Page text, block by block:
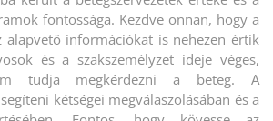
fontossága. Kezdve onnan, hogy a
alapvető információkat is nehezen értik
és a szakszemélyzet ideje véges,
tudja megkérdezni a beteg. A
kétségei megválaszolásában és a